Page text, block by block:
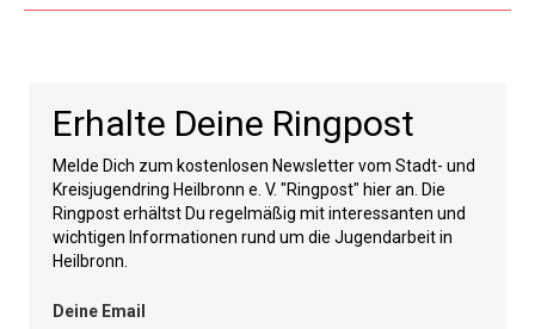
Erhalte Deine Ringpost
Melde Dich zum kostenlosen Newsletter vom Stadt- und
Kreisjugendring Heilbronn e. V. "Ringpost" hier an. Die
Ringpost erhältst Du regelmäßig mit interessanten und
wichtigen Informationen rund um die Jugendarbeit in
Heilbronn.
Deine Email